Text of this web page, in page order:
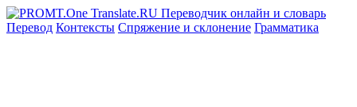
Перевод Контексты Спряжение и склонение Грамматика